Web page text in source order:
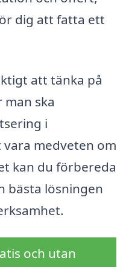
dig att fatta ett
att tänka på
man ska
i
medveten om
kan du förbereda
bästa lösningen
och utan